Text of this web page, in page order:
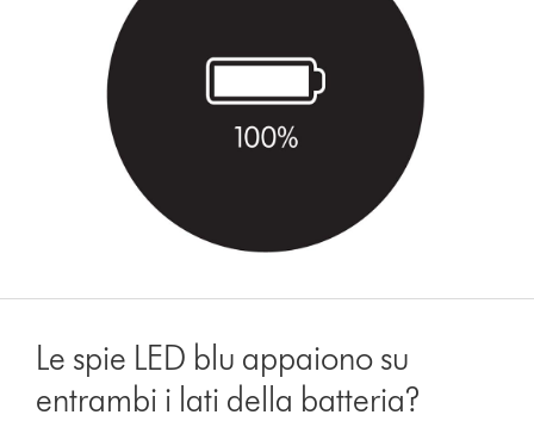
Le spie LED blu appaiono su
entrambi i lati della batteria?